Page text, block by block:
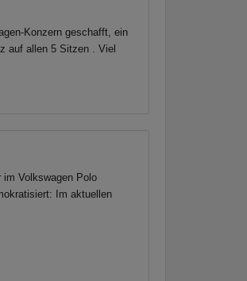
Konzern geschafft, ein
auf allen 5 Sitzen . Viel
Volkswagen Polo
Im aktuellen